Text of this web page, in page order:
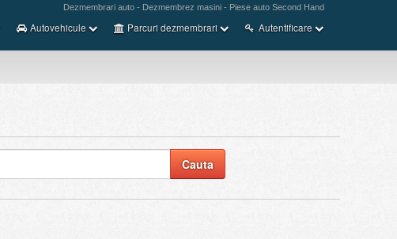
Dezmembrari auto - Dezmembrez masini - Piese auto Second Hand
Autovehicule Parcuri dezmembrari Autentificare